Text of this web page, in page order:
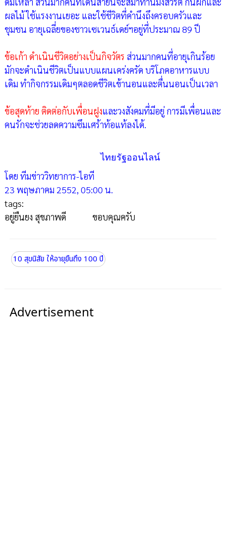
ผลไม้ ใช้แรงงานเยอะ และใช้ชีวิตที่คำนึงถึงครอบครัวและ
ชุมชน อายุเฉลี่ยของชาวเซเวนธ์เดย์ฯอยู่ที่ประมาณ 89 ปี
ข้อเก้า ดำเนินชีวิตอย่างเป็นกิจวัตร ส่วนมากคนที่อายุเกินร้อย
มักจะดำเนินชีวิตเป็นแบบแผนเคร่งครัด บริโภคอาหารแบบ
เดิม ทำกิจกรรมเดิมๆตลอดชีวิตเข้านอนและตื่นนอนเป็นเวลา
ข้อสุดท้าย ติดต่อกับเพื่อนฝูงและวงสังคมที่มีอยู่ การมีเพื่อนและ
คนรักจะช่วยลดความซึมเศร้าท้อแท้ลงได้.
ไทยรัฐออนไลน์
โดย ทีมข่าววิทยาการ-ไอที
23 พฤษภาคม 2552, 05:00 น.
tags:
อยู่ยืนยง สุขภาพดี ขอบคุณครับ
10 สุขนิสัย ให้อายุยืนถึง 100 ปี
Advertisement